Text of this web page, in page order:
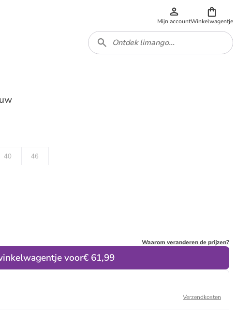
Mijn accountWinkelwagentje
40 46
Waarom veranderen de prijzen?
voor€ 61,99
Verzendkosten